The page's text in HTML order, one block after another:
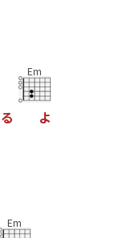
る
Em
よ
Em